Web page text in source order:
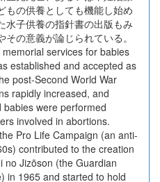
もの供養としても機能し始め
水子供養の指針書の出版もみ
の意義が論じられている。
services for babies
established and accepted as
post-Second World War
rapidly increased, and
were performed
involved in abortions.
Pro Life Campaign (an anti-
contributed to the creation
no Jizōson (the Guardian
in 1965 and started to hold